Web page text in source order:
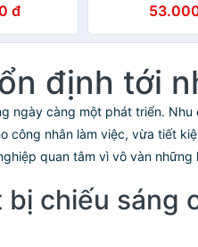
đ
định tới
ngày càng một phát triển.
công nhân làm việc, vừa tiết
quan tâm vì vô vàn những
chiếu sáng